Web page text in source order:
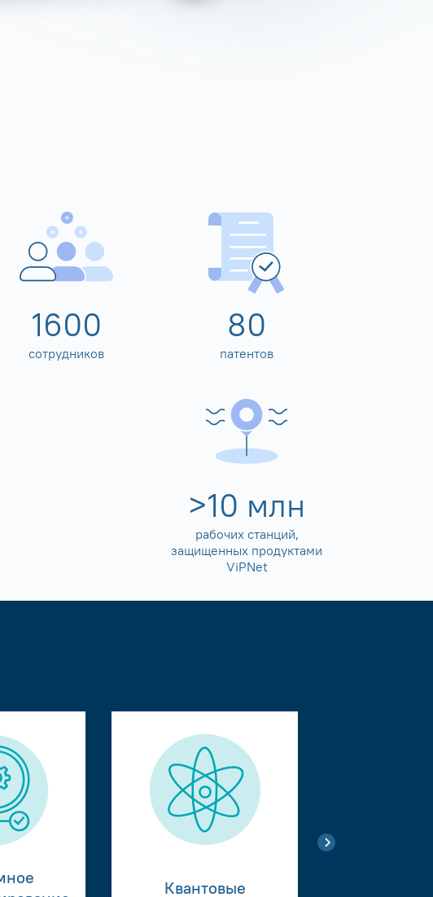
1600
сотрудников
80
патентов
>10 млн
рабочих станций,
защищенных продуктами
ViPNet
Квантовые